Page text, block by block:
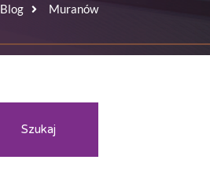
Blog Muranów
Szukaj